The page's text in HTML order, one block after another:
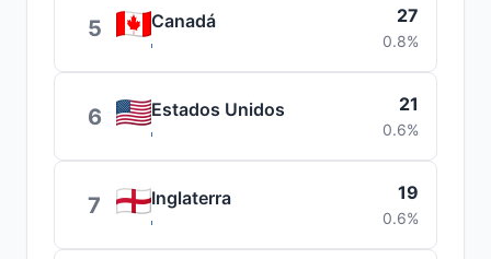
5 Canadá 27
0.8%
6 Estados Unidos 21
0.6%
7 Inglaterra 19
0.6%